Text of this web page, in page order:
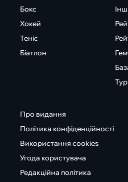
Бокс
Хокей
Теніс
Біатлон
Про видання
Політика конфіденційності
Використання cookies
Угода користувача
Редакційна політика